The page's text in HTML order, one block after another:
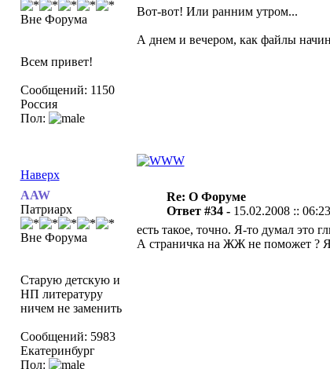
Вне Форума
Всем привет!
Сообщений: 1150
Россия
Пол:
Вот-вот! Или ранним утром...
А днем и вечером, как файлы
Наверх
AAW
Патриарх
Вне Форума
Старую детскую и
НП литературу
ничем не заменить
Сообщений: 5983
Екатеринбург
Пол:
Re: О Форуме
Ответ #34 - 15.02.2008 ::
есть такое, точно. Я-то думал это
А страничка на ЖЖ не поможет ? Я